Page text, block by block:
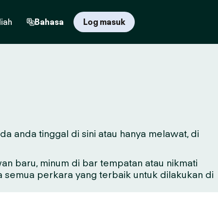
Bahasa Log masuk
anda tinggal di sini atau hanya melawat, di
baru, minum di bar tempatan atau nikmati
perkara yang terbaik untuk dilakukan di